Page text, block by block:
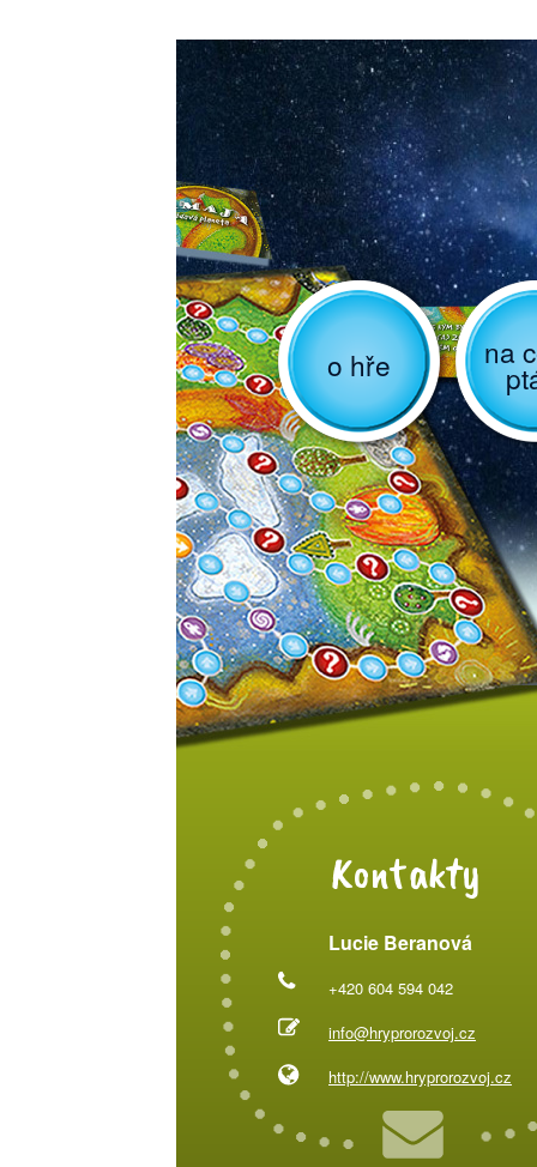
o hře na
Kontakty
Lucie Beranová
+420 604 594 042
info@hryprorozvoj.cz
http://www.hryprorozvoj.cz